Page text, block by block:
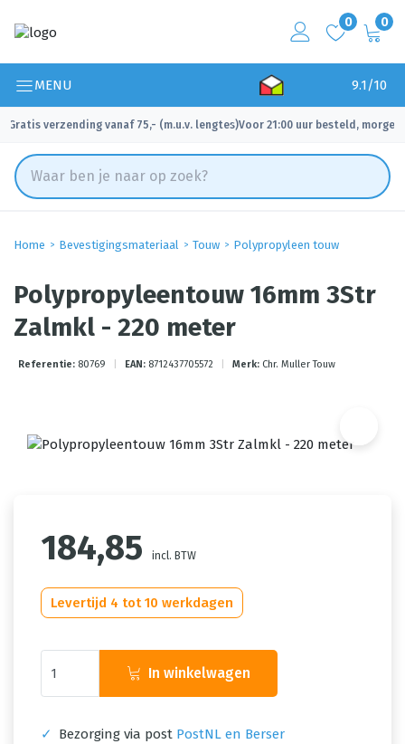
0 0
MENU 9.1/10
Gratis verzending vanaf 75,- (m.u.v. lengtes)
✓ Voor 21:00 uur besteld, morgen
Home Bevestigingsmateriaal Touw Polypropyleen touw
Polypropyleentouw 16mm 3Str
Zalmkl - 220 meter
Referentie: 80769 EAN: 8712437705572 Merk: Chr. Muller Touw
184,85 incl. BTW
Levertijd 4 tot 10 werkdagen
In winkelwagen
✓ Bezorging via post PostNL en Berser